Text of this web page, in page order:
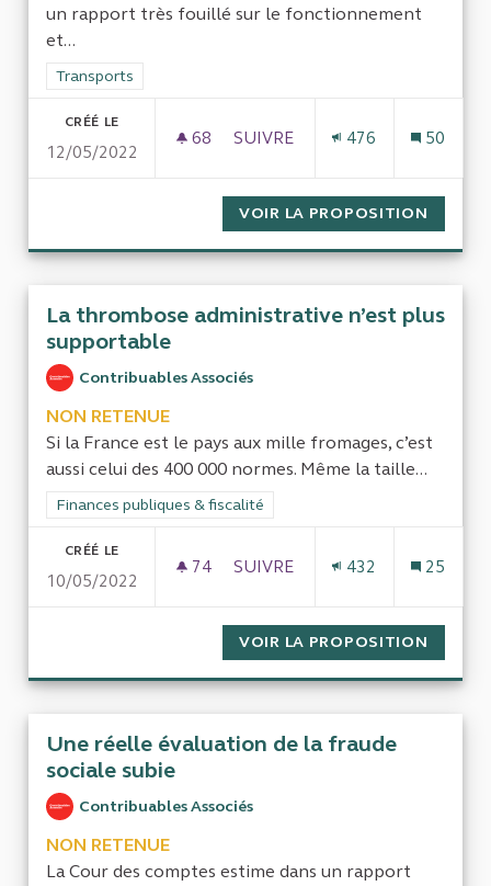
un rapport très fouillé sur le fonctionnement
et...
Filtrer les résultats de la catégorie : Transports
Transports
CRÉÉ LE
12/05/2022
68 68 ABONNÉS
SUIVRE
476 50
VOIR LA PROPOSITION
La thrombose administrative n’est plus
supportable
Contribuables Associés
NON RETENUE
Si la France est le pays aux mille fromages, c’est
aussi celui des 400 000 normes. Même la taille...
Filtrer les résultats de la catégorie : Finances publiques &
Finances publiques & fiscalité
CRÉÉ LE
10/05/2022
74 74 ABONNÉS
SUIVRE
432 25
VOIR LA PROPOSITION
Une réelle évaluation de la fraude
sociale subie
Contribuables Associés
NON RETENUE
La Cour des comptes estime dans un rapport